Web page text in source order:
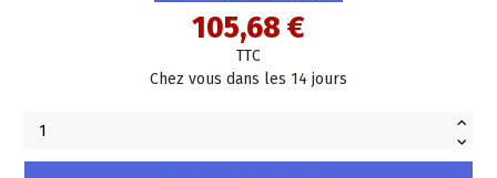
105,68 €
TTC
Chez vous dans les 14 jours